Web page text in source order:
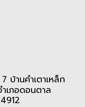
บ้านคำเตาเหล็ก
อดอนตาล